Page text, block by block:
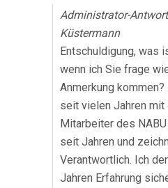
Administrator-
Küstermann
Entschuldigung, was
wenn ich Sie frage
Anmerkung
seit vielen Jahren mit
Mitarbeiter des
seit Jahren und
Verantwortlich. Ich
Jahren Erfahrung